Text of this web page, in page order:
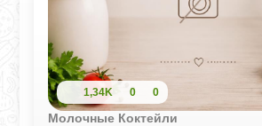
1,34K 0 0
Молочные Коктейли